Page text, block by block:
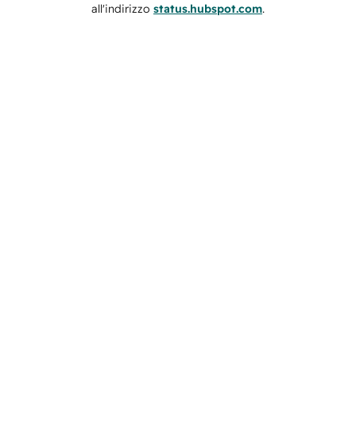
all'indirizzo status.hubspot.com.